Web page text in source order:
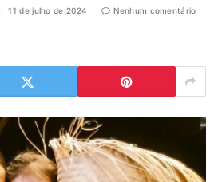
11 de julho de 2024 Nenhum comentário